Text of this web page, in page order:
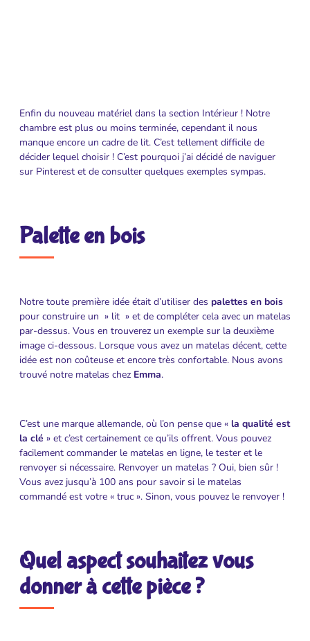
Enfin du nouveau matériel dans la section Intérieur ! Notre
chambre est plus ou moins terminée, cependant il nous
manque encore un cadre de lit. C’est tellement difficile de
décider lequel choisir ! C’est pourquoi j’ai décidé de naviguer
sur Pinterest et de consulter quelques exemples sympas.
Palette en bois
Notre toute première idée était d’utiliser des palettes en bois
pour construire un » lit » et de compléter cela avec un matelas
par-dessus. Vous en trouverez un exemple sur la deuxième
image ci-dessous. Lorsque vous avez un matelas décent, cette
idée est non coûteuse et encore très confortable. Nous avons
trouvé notre matelas chez Emma.
C’est une marque allemande, où l’on pense que « la qualité est
la clé » et c’est certainement ce qu’ils offrent. Vous pouvez
facilement commander le matelas en ligne, le tester et le
renvoyer si nécessaire. Renvoyer un matelas ? Oui, bien sûr !
Vous avez jusqu’à 100 ans pour savoir si le matelas
commandé est votre « truc ». Sinon, vous pouvez le renvoyer !
Quel aspect souhaitez vous
donner à cette pièce ?